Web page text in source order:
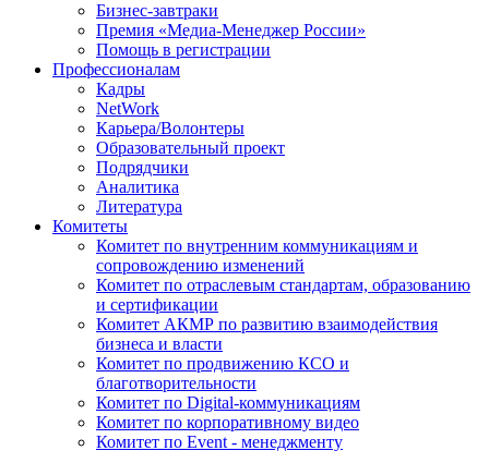
Бизнес-завтраки
Премия «Медиа-Менеджер России»
Помощь в регистрации
Профессионалам
Кадры
NetWork
Карьера/Волонтеры
Образовательный проект
Подрядчики
Аналитика
Литература
Комитеты
Комитет по внутренним коммуникациям и
сопровождению изменений
Комитет по отраслевым стандартам, образованию
и сертификации
Комитет АКМР по развитию взаимодействия
бизнеса и власти
Комитет по продвижению КСО и
благотворительности
Комитет по Digital-коммуникациям
Комитет по корпоративному видео
Комитет по Event - менеджменту